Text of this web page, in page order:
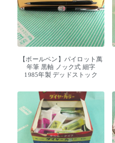
【ボールペン】パイロット萬
年筆 黒軸 ノック式 細字
1985年製 デッドストック